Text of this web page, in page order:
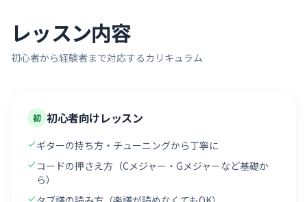
レッスン内容
初心者から経験者まで対応するカリキュラム
初 初心者向けレッスン
ギターの持ち方・チューニングから丁寧に
コードの押さえ方（Cメジャー・Gメジャーなど基礎か
ら）